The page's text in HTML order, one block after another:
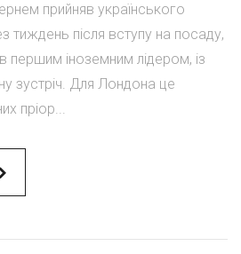
прийняв українського
тиждень після вступу на посаду,
першим іноземним лідером, із
зустріч. Для Лондона це
пріор...